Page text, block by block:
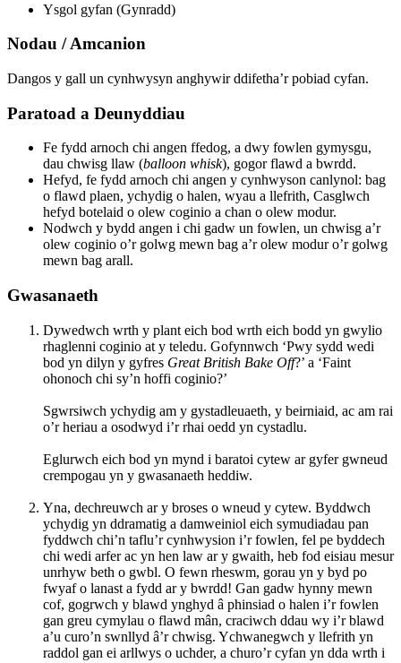
Ysgol gyfan (Gynradd)
Nodau / Amcanion
Dangos y gall un cynhwysyn anghywir ddifetha’r pobiad cyfan.
Paratoad a Deunyddiau
Fe fydd arnoch chi angen ffedog, a dwy fowlen gymysgu,
dau chwisg llaw (balloon whisk), gogor flawd a bwrdd.
Hefyd, fe fydd arnoch chi angen y cynhwyson canlynol: bag
o flawd plaen, ychydig o halen, wyau a llefrith, Casglwch
hefyd botelaid o olew coginio a chan o olew modur.
Nodwch y bydd angen i chi gadw un fowlen, un chwisg a’r
olew coginio o’r golwg mewn bag a’r olew modur o’r golwg
mewn bag arall.
Gwasanaeth
Dywedwch wrth y plant eich bod wrth eich bodd yn gwylio
rhaglenni coginio at y teledu. Gofynnwch ‘Pwy sydd wedi
bod yn dilyn y gyfres Great British Bake Off?’ a ‘Faint
ohonoch chi sy’n hoffi coginio?’
Sgwrsiwch ychydig am y gystadleuaeth, y beirniaid, ac am rai
o’r heriau a osodwyd i’r rhai oedd yn cystadlu.
Eglurwch eich bod yn mynd i baratoi cytew ar gyfer gwneud
crempogau yn y gwasanaeth heddiw.
Yna, dechreuwch ar y broses o wneud y cytew. Byddwch
ychydig yn ddramatig a damweiniol eich symudiadau pan
fyddwch chi’n taflu’r cynhwysion i’r fowlen, fel pe byddech
chi wedi arfer ac yn hen law ar y gwaith, heb fod eisiau mesur
unrhyw beth o gwbl. O fewn rheswm, gorau yn y byd po
fwyaf o lanast a fydd ar y bwrdd! Gan gadw hynny mewn
cof, gogrwch y blawd ynghyd â phinsiad o halen i’r fowlen
gan greu cymylau o flawd mân, craciwch ddau wy i’r blawd
a’u curo’n swnllyd â’r chwisg. Ychwanegwch y llefrith yn
raddol gan ei arllwys o uchder, a churo’r cyfan yn dda wrth i